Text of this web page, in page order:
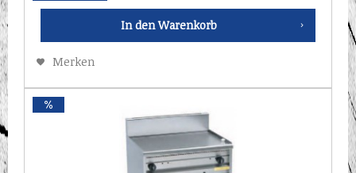
In den Warenkorb
Merken